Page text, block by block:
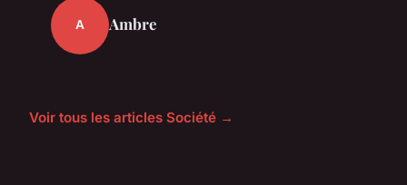
A Ambre
Voir tous les articles Société →